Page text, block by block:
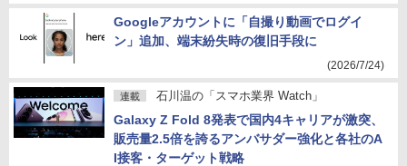
Googleアカウントに「自撮り動画でログイ
ン」追加、端末紛失時の復旧手段に
(2026/7/24)
連載 石川温の「スマホ業界 Watch」
Galaxy Z Fold 8発表で国内4キャリアが激突、
販売量2.5倍を誇るアンバサダー強化と各社のA
I接客・ターゲット戦略